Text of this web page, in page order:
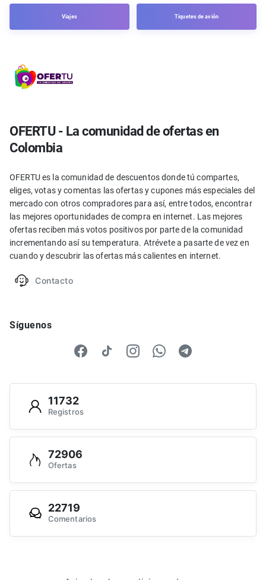
Viajes Tiquetes de avión
OFERTU - La comunidad de ofertas en
Colombia
OFERTU es la comunidad de descuentos donde tú compartes,
eliges, votas y comentas las ofertas y cupones más especiales del
mercado con otros compradores para así, entre todos, encontrar
las mejores oportunidades de compra en internet. Las mejores
ofertas reciben más votos positivos por parte de la comunidad
incrementando así su temperatura. Atrévete a pasarte de vez en
cuando y descubrir las ofertas más calientes en internet.
Contacto
Síguenos
11732
Registros
72906
Ofertas
22719
Comentarios